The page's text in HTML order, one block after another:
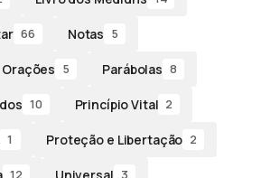
66 Notas 5
Orações 5 Parábolas 8
10 Princípio Vital 2
1 Proteção e Libertação 2
12 Universal 3